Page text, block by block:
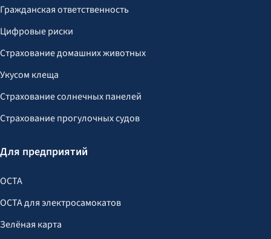
Гражданская ответственность
Цифровые риски
Страхование домашних животных
Укусом клеща
Страхование солнечных панелей
Страхование прогулочных судов
Для предприятий
OCTA
OCTA для электросамокатов
Зелёная карта